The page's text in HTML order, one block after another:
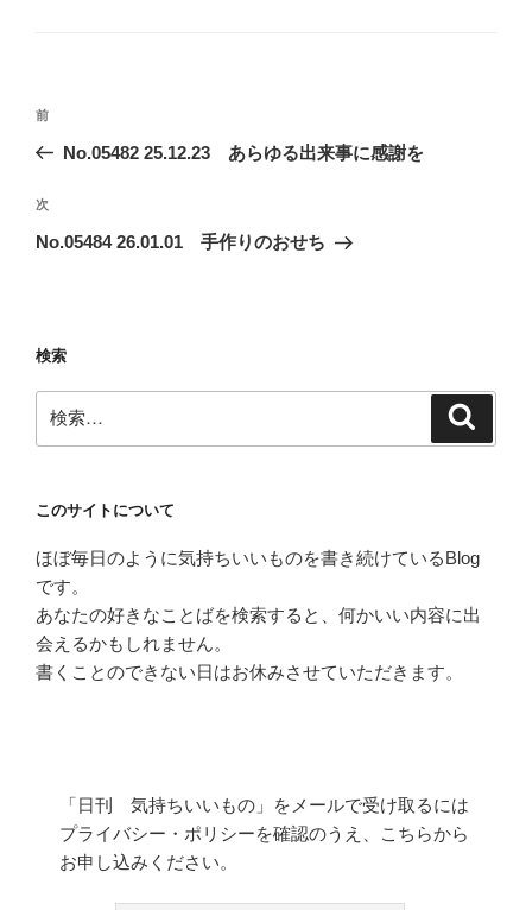
投
ビ
ゲ
ン
前
の
稿
前
No.05482 25.12.23 あらゆる出来事に感謝を
次
の
次
No.05484 26.01.01 手作りのおせち
検索
索:
このサイトについて
ほぼ毎日のように気持ちいいものを書き続けているBlog
です。
あなたの好きなことばを検索すると、何かいい内容に出
会えるかもしれません。
書くことのできない日はお休みさせていただきます。
「日刊 気持ちいいもの」をメールで受け取るには
プライバシー・ポリシーを確認のうえ、こちらから
お申し込みください。